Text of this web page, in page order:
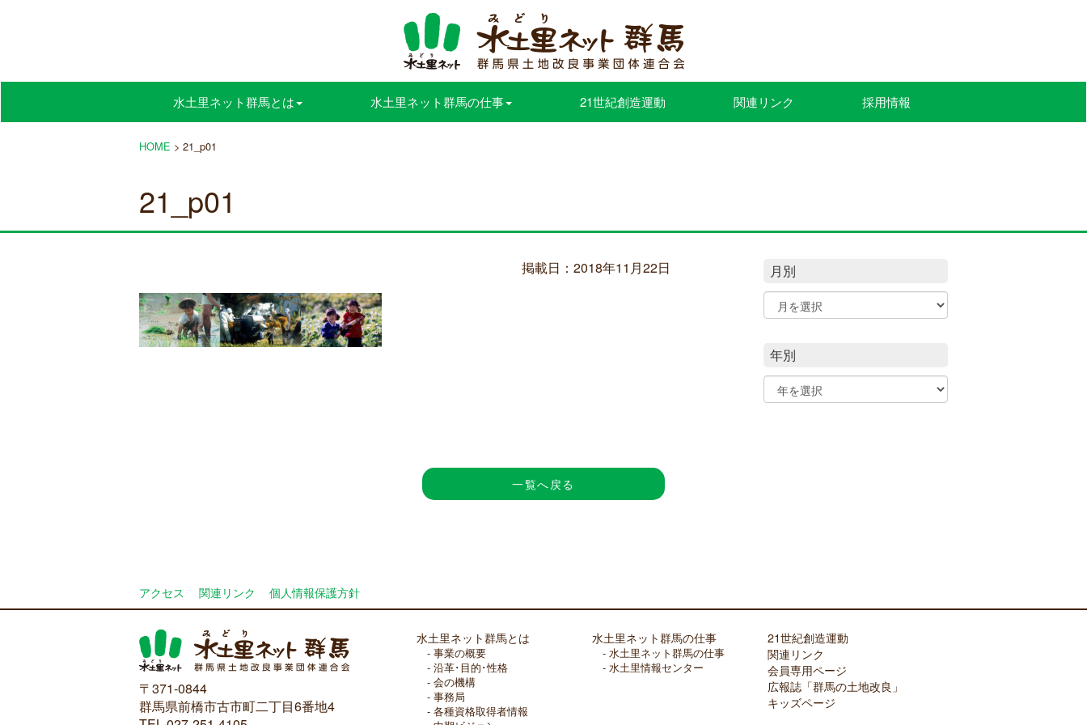
水土里ネット群馬とは 水土里ネット群馬の仕事 21世紀創造運動 関連リンク 採用情報
HOME > 21_p01
21_p01
掲載日：2018年11月22日 月別
年別
一覧へ戻る
アクセス 関連リンク 個人情報保護方針
〒371-0844
群馬県前橋市古市町二丁目6番地4
水土里ネット群馬とは
事業の概要
沿革･目的･性格
会の機構
事務局
各種資格取得者情報
水土里ネット群馬の仕事
水土里ネット群馬の仕事
水土里情報センター
21世紀創造運動
関連リンク
会員専用ページ
広報誌「群馬の土地改良」
キッズページ